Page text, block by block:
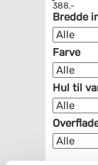
388,-
Bredde
Farve
Hul til